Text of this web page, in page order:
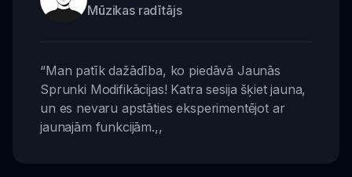
Mūzikas radītājs
“Man patīk dažādība, ko piedāvā Jaunās
Sprunki Modifikācijas! Katra sesija šķiet jauna,
un es nevaru apstāties eksperimentējot ar
jaunajām funkcijām.,,